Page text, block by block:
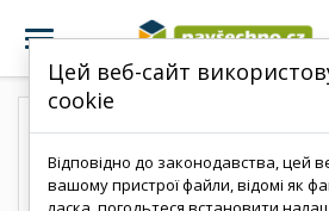
Цей веб-сайт
cookie
Відповідно до законодавства, цей
вашому пристрої файли, відомі як